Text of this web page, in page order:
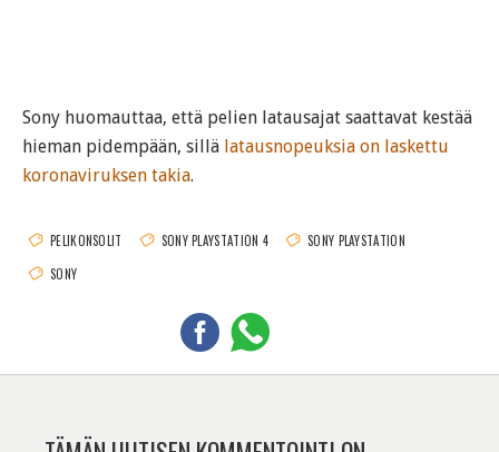
Sony huomauttaa, että pelien latausajat saattavat kestää
hieman pidempään, sillä latausnopeuksia on laskettu
koronaviruksen takia.
PELIKONSOLIT SONY PLAYSTATION 4
SONY PLAYSTATION
SONY